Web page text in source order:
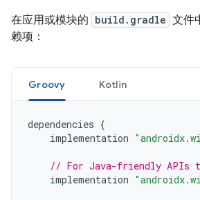
在应用或模块的 build.gradle 文件
赖项：
Groovy Kotlin
dependencies {
implementation
// For Java-friendly APIs
implementation